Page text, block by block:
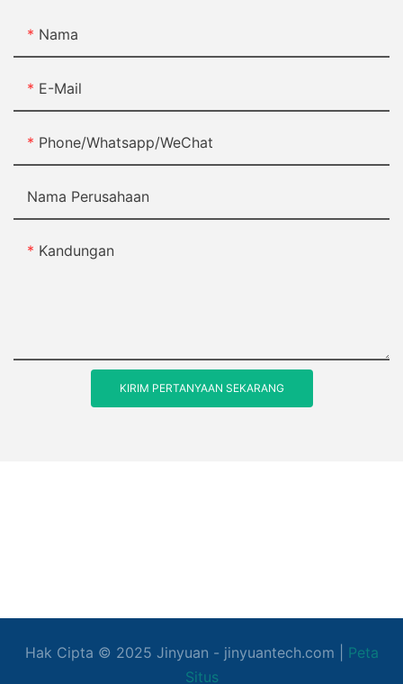
Nama
E-Mail
Phone/Whatsapp/WeChat
Nama Perusahaan
Kandungan
KIRIM PERTANYAAN SEKARANG
Hak Cipta © 2025 Jinyuan - jinyuantech.com | Peta
Situs